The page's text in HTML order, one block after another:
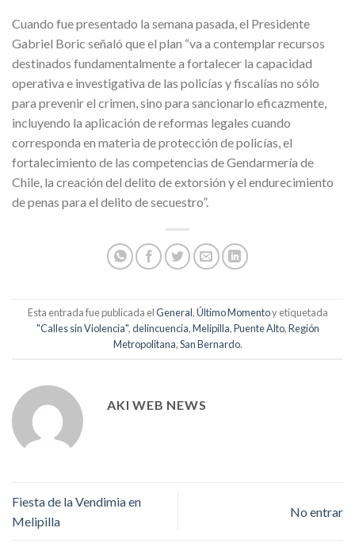
Cuando fue presentado la semana pasada, el Presidente
Gabriel Boric señaló que el plan “va a contemplar recursos
destinados fundamentalmente a fortalecer la capacidad
operativa e investigativa de las policías y fiscalías no sólo
para prevenir el crimen, sino para sancionarlo eficazmente,
incluyendo la aplicación de reformas legales cuando
corresponda en materia de protección de policías, el
fortalecimiento de las competencias de Gendarmería de
Chile, la creación del delito de extorsión y el endurecimiento
de penas para el delito de secuestro”.
Esta entrada fue publicada elGeneral,Último Momentoy etiquetada
"Calles sin Violencia",delincuencia,Melipilla,Puente Alto,Región
Metropolitana,San Bernardo.
AKI WEB NEWS
Fiesta de la Vendimia en
Melipilla
No entrar